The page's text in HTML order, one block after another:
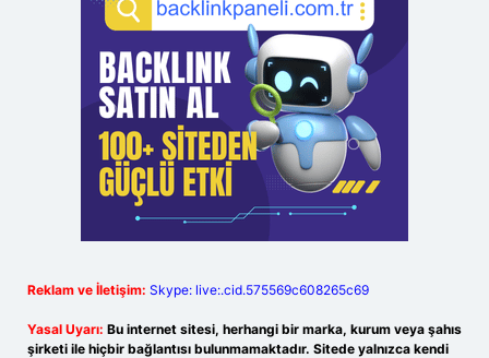
Reklam ve İletişim: Skype: live:.cid.575569c608265c69
Yasal Uyarı: Bu internet sitesi, herhangi bir marka, kurum veya şahıs
şirketi ile hiçbir bağlantısı bulunmamaktadır. Sitede yalnızca kendi